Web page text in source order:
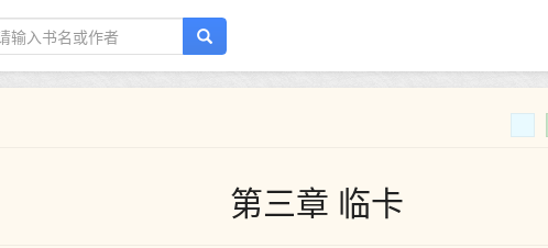
第三章 临卡